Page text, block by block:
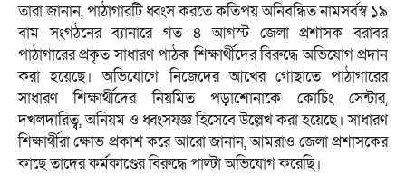
তারা জানান, পাঠাগারটি ধ্বংস করতে কতিপয় অনিবন্ধিত নামসর্বস্ব ১৯
বাম সংগঠনের ব্যানারে গত ৪ আগস্ট জেলা প্রশাসক বরাবর
পাঠাগারের প্রকৃত সাধারণ পাঠক শিক্ষার্থীদের বিরুদ্ধে অভিযোগ প্রদান
করা হয়েছে। অভিযোগে নিজেদের আখের গোছাতে পাঠাগারের
সাধারণ শিক্ষার্থীদের নিয়মিত পড়াশোনাকে কোচিং সেন্টার,
দখলদারিত্ব, অনিয়ম ও ধ্বংসযজ্ঞ হিসেবে উল্লেখ করা হয়েছে। সাধারণ
শিক্ষার্থীরা ক্ষোভ প্রকাশ করে আরো জানান, আমরাও জেলা প্রশাসকের
কাছে তাদের কর্মকাণ্ডের বিরুদ্ধে পাল্টা অভিযোগ করেছি।